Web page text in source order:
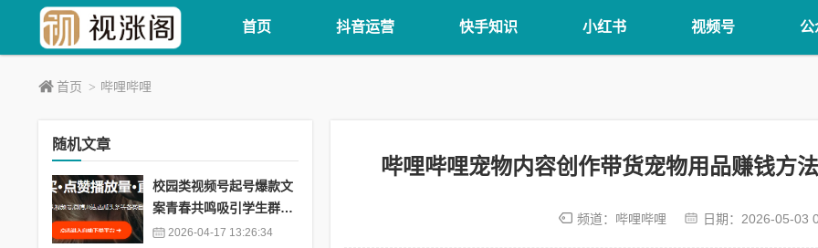
首页 抖音运营 快手知识 小红书 视频号 公
首页 > 哔哩哔哩
随机文章
校园类视频号起号爆款文
案青春共鸣吸引学生群体
_高校视频号
2026-04-17 13:26:34
哔哩哔哩宠物内容创作带货宠物用品赚钱方
频道： 哔哩哔哩 日期： 2026-05-03